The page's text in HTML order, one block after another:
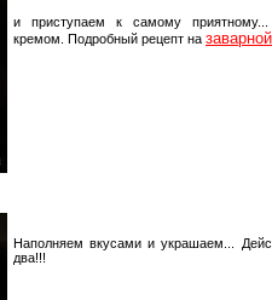
и приступаем к самому
кремом. Подробный рецепт на
Наполняем вкусами и украшаем...
два!!!